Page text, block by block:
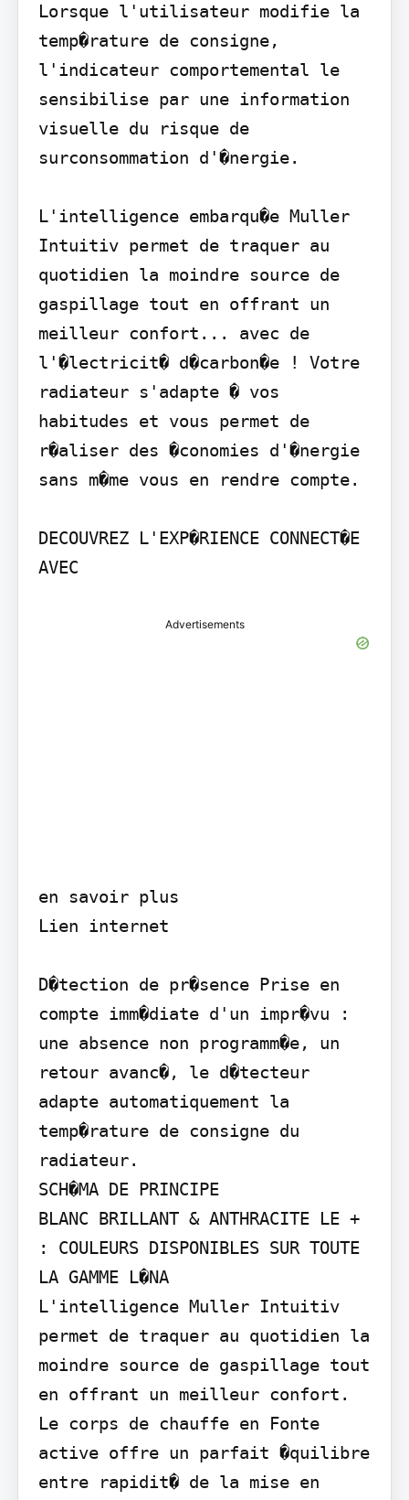
Lorsque l'utilisateur modifie la
temp�rature de consigne,
l'indicateur comportemental le
sensibilise par une information
visuelle du risque de
surconsommation d'�nergie.
L'intelligence embarqu�e Muller
Intuitiv permet de traquer au
quotidien la moindre source de
gaspillage tout en offrant un
meilleur confort... avec de
l'�lectricit� d�carbon�e ! Votre
radiateur s'adapte � vos
habitudes et vous permet de
r�aliser des �conomies d'�nergie
sans m�me vous en rendre compte.
DECOUVREZ L'EXP�RIENCE CONNECT�E
AVEC
Advertisements
en savoir plus
Lien internet
D�tection de pr�sence Prise en
compte imm�diate d'un impr�vu :
une absence non programm�e, un
retour avanc�, le d�tecteur
adapte automatiquement la
temp�rature de consigne du
radiateur.
SCH�MA DE PRINCIPE
BLANC BRILLANT & ANTHRACITE LE +
: COULEURS DISPONIBLES SUR TOUTE
LA GAMME L�NA
L'intelligence Muller Intuitiv
permet de traquer au quotidien la
moindre source de gaspillage tout
en offrant un meilleur confort.
Le corps de chauffe en Fonte
active offre un parfait �quilibre
entre rapidit� de la mise en